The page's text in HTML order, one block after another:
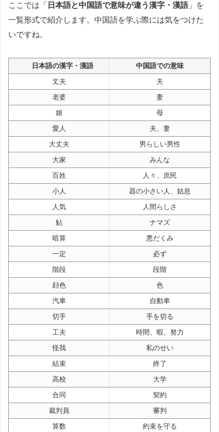
ここでは「 日本語と中国語で意味が違う漢字・漢語」を
一覧形式で紹介します。中国語を学ぶ際には気をつけた
いですね。
日本語の漢字・漢語 中国語での意味
丈夫 夫
老婆 妻
娘 母
愛人 夫、妻
大丈夫 男らしい男性
大家 みんな
百姓 人々、庶民
小人 器の小さい人、姑息
人気 人間らしさ
鮎 ナマズ
暗算 悪だくみ
一定 必ず
階段 段階
顔色 色
汽車 自動車
切手 手を切る
工夫 時間、暇、努力
怪我 私のせい
結束 終了
高校 大学
合同 契約
裁判員 審判
算数 約束を守る